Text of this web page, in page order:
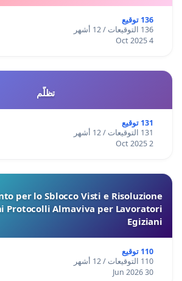
136 توقيع
136 التوقيعات / 12 أشهر
4 Oct 2025
تظلّم
131 توقيع
131 التوقيعات / 12 أشهر
2 Oct 2025
per lo Sblocco Visti e Risoluzione
Protocolli Almaviva per Lavoratori
Egiziani
110 توقيع
110 التوقيعات / 12 أشهر
30 Jun 2026